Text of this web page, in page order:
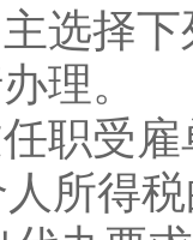
择下
。
受雇
所得